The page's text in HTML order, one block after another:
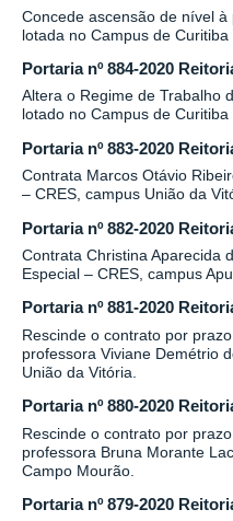
Concede ascensão de nível à
lotada no Campus de Curitiba
Portaria nº 884-2020
Altera o Regime de Trabalho
lotado no Campus de Curitiba
Portaria nº 883-2020
Contrata Marcos Otávio
– CRES, campus União da
Portaria nº 882-2020
Contrata Christina Aparecida
Especial – CRES, campus
Portaria nº 881-2020
Rescinde o contrato por
professora Viviane Demétrio
União da Vitória.
Portaria nº 880-2020
Rescinde o contrato por
professora Bruna Morante
Campo Mourão.
Portaria nº 879-2020